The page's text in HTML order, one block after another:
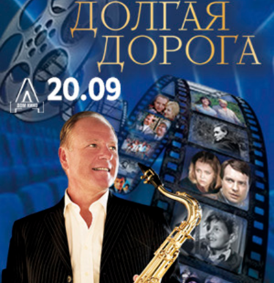
На сцене в этот вечер с нами будет баритон певец
Михаил Делазари и джазовый инструментальный
ансамбль. Михаил предстанет в роли самого
Фрэнка Синатры – сенсации 40-х годов, человека
невероятной энергии и обаяния, секс-символа,
сочетавшего в себе брутальность и ранимость,
талант и печать некой мрачной тайны.
В программе хиты великого мэтра и другие
композиции.
Внимание! Экскурсионные группы отправляются
друг за другом с интервалом в 15 минут, начиная
с 18:45. В случае опоздания на время, которое
превышает время отправления последней
экскурсионной группы, мы не сможем оказать
вам услугу по посещению экскурсии. При этом
стоимость билетов с экскурсионным
обслуживанием не возвращается.